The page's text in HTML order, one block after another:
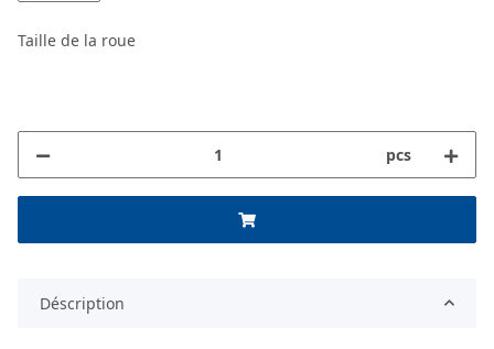
Taille de la roue
pcs
Déscription